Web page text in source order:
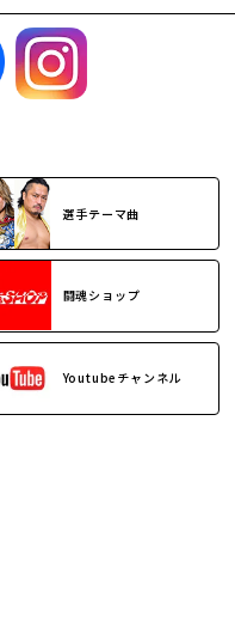
選手テーマ曲
闘魂ショップ
Youtubeチャンネル